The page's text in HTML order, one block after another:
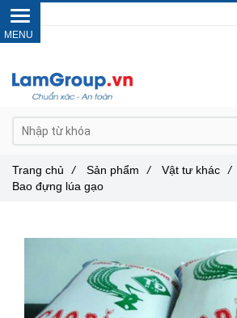
Trang chủ / Sản phẩm / Vật tư khác /
Bao đựng lúa gạo